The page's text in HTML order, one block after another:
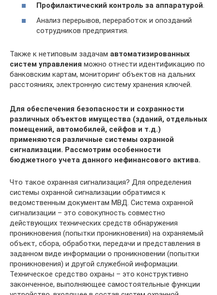
Профилактический контроль за аппаратурой
Анализ перерывов, переработок и опозданий
сотрудников предприятия.
Также к нетиповым задачам автоматизированных
систем управления можно отнести идентификацию по
банковским картам, мониторинг объектов на дальних
расстояниях, электронную систему хранения ключей.
Для обеспечения безопасности и сохранности
различных объектов имущества (зданий, отдельных
помещений, автомобилей, сейфов и т.д.)
применяются различные системы охранной
сигнализации. Рассмотрим особенности
бюджетного учета данного нефинансового актива.
Что такое охранная сигнализация? Для определения
системы охранной сигнализации обратимся к
ведомственным документам МВД. Система охранной
сигнализации – это совокупность совместно
действующих технических средств обнаружения
проникновения (попытки проникновения) на охраняемый
объект, сбора, обработки, передачи и представления в
заданном виде информации о проникновении (попытки
проникновения) и другой служебной информации.
Техническое средство охраны – это конструктивно
законченное, выполняющее самостоятельные функции